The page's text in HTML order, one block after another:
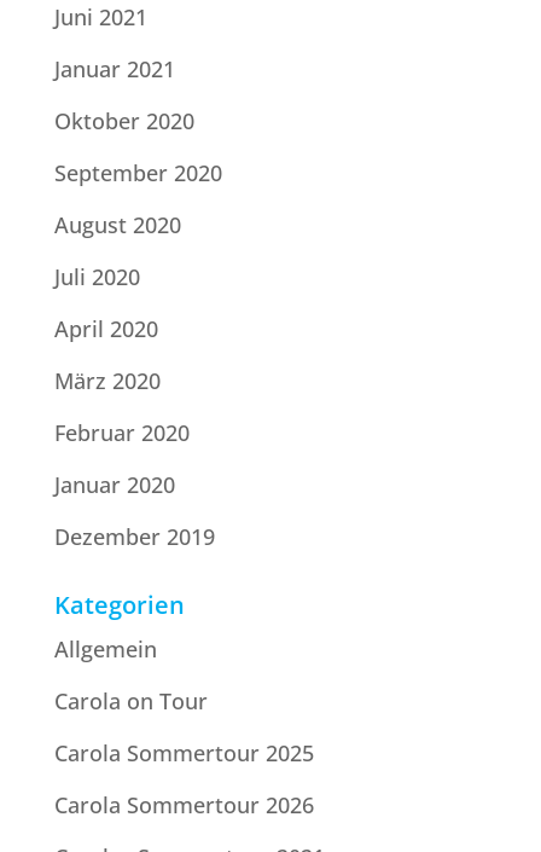
Juni 2021
Januar 2021
Oktober 2020
September 2020
August 2020
Juli 2020
April 2020
März 2020
Februar 2020
Januar 2020
Dezember 2019
Kategorien
Allgemein
Carola on Tour
Carola Sommertour 2025
Carola Sommertour 2026